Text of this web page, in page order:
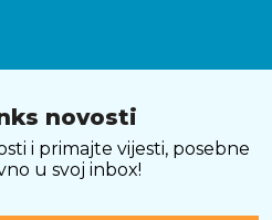
novosti
i primajte vijesti, posebne
u svoj inbox!